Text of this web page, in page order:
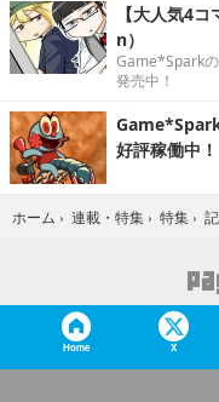
【大人気4
n）
Game*Spark
発売中！
好評稼働中！
ホーム › 連載・特集 › 特集 ›
Home X